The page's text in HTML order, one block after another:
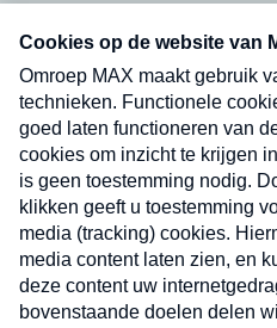
nieuwsbrief. Elke vrijdag-
uw mailbox.